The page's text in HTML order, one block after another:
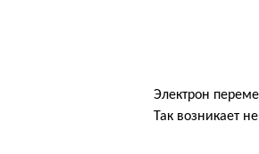
Электрон
Так возникает